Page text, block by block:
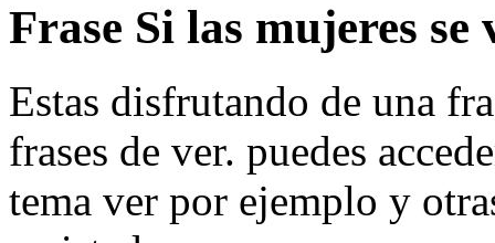
Frase Si las mujeres
Estas disfrutando de una
frases de ver. puedes
tema ver por ejemplo y